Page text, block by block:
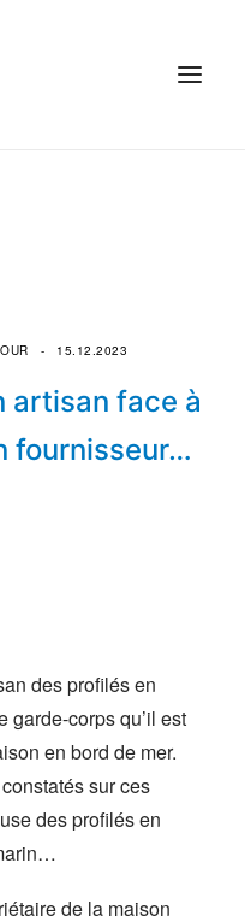
artisan face à
fournisseur…
15.12.2023
des profilés en
garde-corps qu’il est
en bord de mer.
sur ces
des profilés en
de la maison